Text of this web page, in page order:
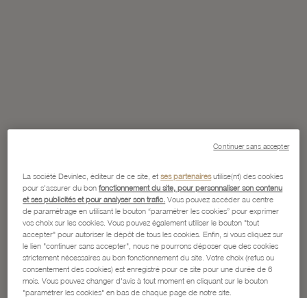
La société Devinlec, éditeur de ce site, etses partenairesutilise(nt) des cookies
pour s'assurer du bonfonctionnement du site, pour personnaliser son contenu
et ses publicités et pour analyser son trafic. Vous pouvez accéder au centre
de paramétrage en utilisant le bouton “paramétrer les cookies” pour exprimer
vos choix sur les cookies. Vous pouvez également utiliser le bouton "tout
accepter" pour autoriser le dépôt de tous les cookies. Enfin, si vous cliquez sur
le lien "continuer sans accepter", nous ne pourrons déposer que des cookies
strictement nécessaires au bon fonctionnement du site. Votre choix (refus ou
consentement des cookies) est enregistré pour ce site pour une durée de 6
mois. Vous pouvez changer d'avis à tout moment en cliquant sur le bouton
"paramétrer les cookies" en bas de chaque page de notre site.
Continuer sans accepter